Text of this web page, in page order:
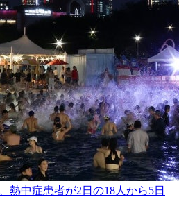
熱中症患者が2日の18人から5日